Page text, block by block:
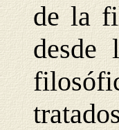
de la
desde